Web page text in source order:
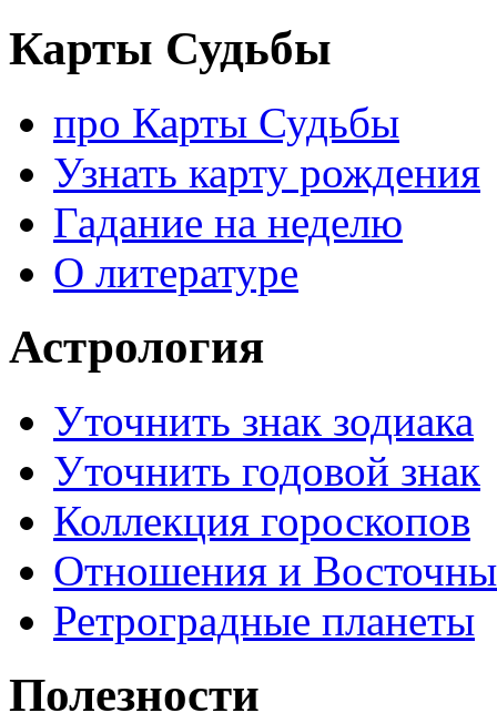
Карты Судьбы
про Карты Судьбы
Узнать карту рождения
Гадание на неделю
О литературе
Астрология
Уточнить знак зодиака
Уточнить годовой знак
Коллекция гороскопов
Отношения и
Ретроградные планеты
Полезности